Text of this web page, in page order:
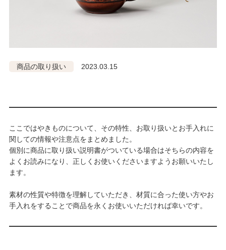
商品の取り扱い 2023.03.15
ここではやきものについて、その特性、お取り扱いとお手入れに
関しての情報や注意点をまとめました。
個別に商品に取り扱い説明書がついている場合はそちらの内容を
よくお読みになり、正しくお使いくださいますようお願いいたし
ます。
素材の性質や特徴を理解していただき、材質に合った使い方やお
手入れをすることで商品を永くお使いいただければ幸いです。